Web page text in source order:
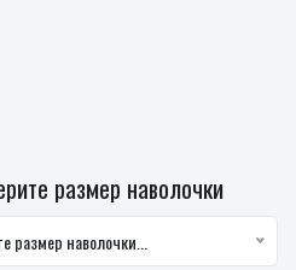
размер наволочки
размер наволочки...